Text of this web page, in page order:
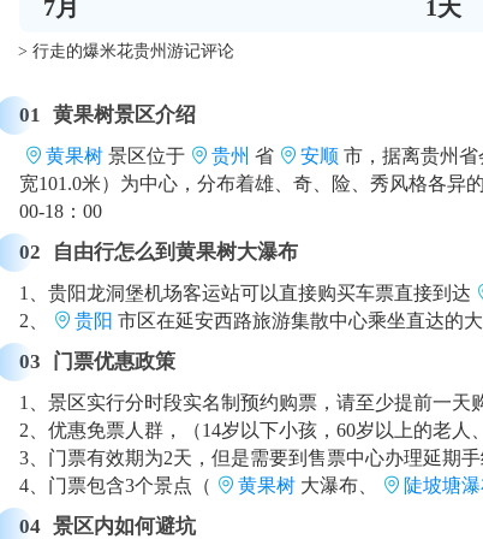
7月 1 天
> 行走的爆米花贵州游记评论
01 黄果树景区介绍
黄果树 景区位于 贵州 省 安顺 市，据离贵州省
宽101.0米）为中心，分布着雄、奇、险、秀风格各异
00-18：00
02 自由行怎么到黄果树大瀑布
1、贵阳龙洞堡机场客运站可以直接购买车票直接到达
2、
贵阳 市区在延安西路旅游集散中心乘坐直达的大
03 门票优惠政策
1、景区实行分时段实名制预约购票，请至少提前一天
2、优惠免票人群，（14岁以下小孩，60岁以上的老
3、门票有效期为2天，但是需要到售票中心办理延期手
4、门票包含3个景点（
黄果树 大瀑布、 陡坡塘
04 景区内如何避坑